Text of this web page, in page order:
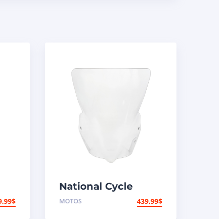
$
National Cycle
Pare-brise
aéroacoustique
MOTOS 439.99$